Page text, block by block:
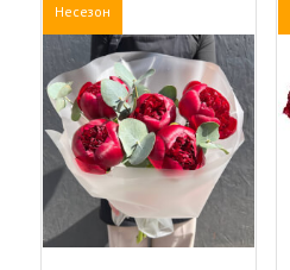
Несезон